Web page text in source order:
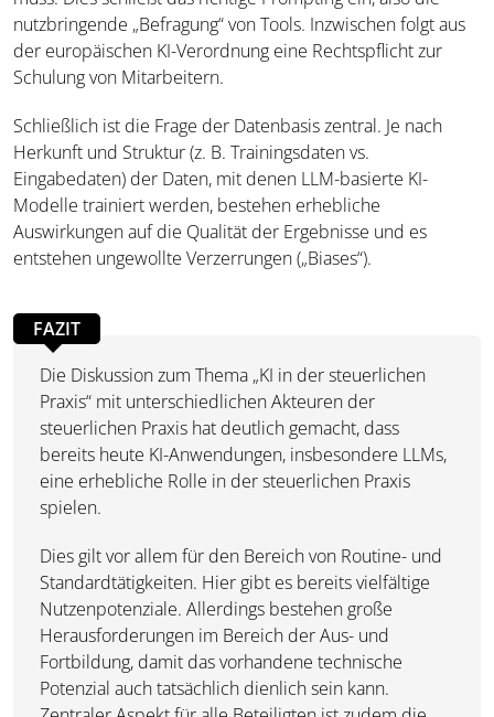
nutzbringende „Befragung“ von Tools. Inzwischen folgt aus
der europäischen KI-Verordnung eine Rechtspflicht zur
Schulung von Mitarbeitern.
Schließlich ist die Frage der Datenbasis zentral. Je nach
Herkunft und Struktur (z. B. Trainingsdaten vs.
Eingabedaten) der Daten, mit denen LLM-basierte KI-
Modelle trainiert werden, bestehen erhebliche
Auswirkungen auf die Qualität der Ergebnisse und es
entstehen ungewollte Verzerrungen („Biases“).
FAZIT
Die Diskussion zum Thema „KI in der steuerlichen
Praxis“ mit unterschiedlichen Akteuren der
steuerlichen Praxis hat deutlich gemacht, dass
bereits heute KI-Anwendungen, insbesondere LLMs,
eine erhebliche Rolle in der steuerlichen Praxis
spielen.
Dies gilt vor allem für den Bereich von Routine- und
Standardtätigkeiten. Hier gibt es bereits vielfältige
Nutzenpotenziale. Allerdings bestehen große
Herausforderungen im Bereich der Aus- und
Fortbildung, damit das vorhandene technische
Potenzial auch tatsächlich dienlich sein kann.